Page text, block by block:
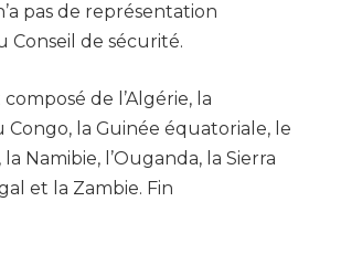
pas de représentation
Conseil de sécurité.
de l’Algérie, la
la Guinée équatoriale, le
la Namibie, l’Ouganda, la Sierra
et la Zambie. Fin